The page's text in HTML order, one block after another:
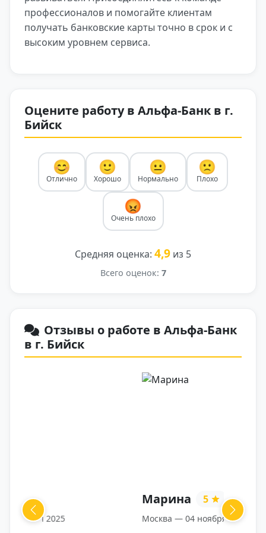
профессионалов и помогайте клиентам
получать банковские карты точно в срок и с
высоким уровнем сервиса.
Оцените работу в Альфа-Банк в г.
Бийск
😊
Отлично
🙂
Хорошо
😐
Нормально
🙁
Плохо
😡
Очень плохо
Средняя оценка: 4,9 из 5
Всего оценок: 7
Отзывы о работе в Альфа-Банк
в г. Бийск
Москва — 04 ноября 2025
Previous Next